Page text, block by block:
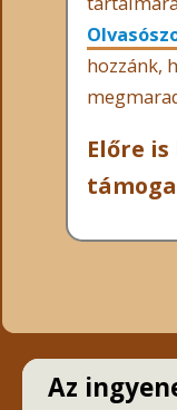
hozzánk,
Előre
Az